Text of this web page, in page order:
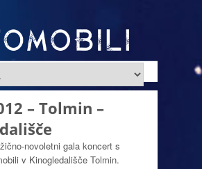
– Tolmin –
novoletni gala koncert s
v Kinogledališče Tolmin.